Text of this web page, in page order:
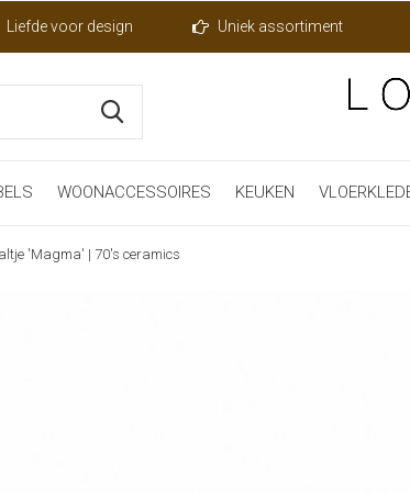
WOONACCESSOIRES KEUKEN
Liefde voor design Uniek assortiment
'Magma' | 70's ceramics